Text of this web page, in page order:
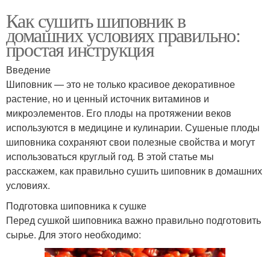
Как сушить шиповник в
домашних условиях правильно:
простая инструкция
Введение
Шиповник — это не только красивое декоративное
растение, но и ценный источник витаминов и
микроэлементов. Его плоды на протяжении веков
используются в медицине и кулинарии. Сушеные плоды
шиповника сохраняют свои полезные свойства и могут
использоваться круглый год. В этой статье мы
расскажем, как правильно сушить шиповник в домашних
условиях.
Подготовка шиповника к сушке
Перед сушкой шиповника важно правильно подготовить
сырье. Для этого необходимо: